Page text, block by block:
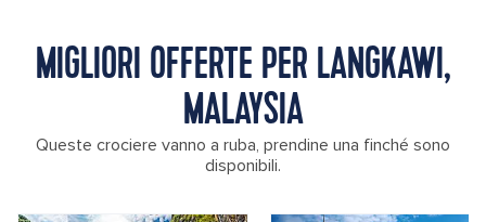
MIGLIORI OFFERTE PER LANGKAWI,
MALAYSIA
Queste crociere vanno a ruba, prendine una finché sono
disponibili.